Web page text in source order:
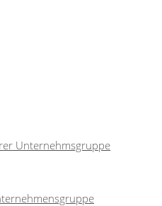
Unternehmsgruppe